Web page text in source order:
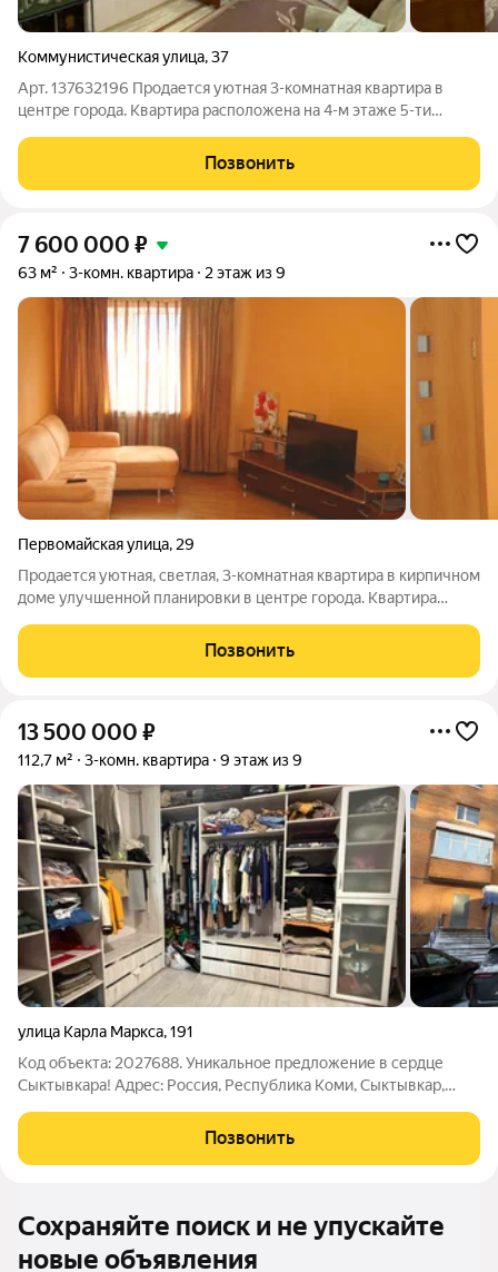
Коммунистическая улица,37
Арт. 137632196 Продается уютная 3-комнатная квартира в
центре города. Квартира расположена на 4-м этаже 5-ти
площадь квартиры 62,1 кв.м. Кухня 6 кв.м., изолированные
комнаты 17.8/17.5/10.5 кв.м.
Позвонить
7 600 000 ₽
63 м² 3-комн. квартира 2 этаж из 9
Первомайская улица, 29
Продается уютная, светлая, 3-комнатная квартира в кирпичном
доме улучшенной планировки в центре города. Квартира
квартире качественный ремонт и современная мебель. Окна
квартиры выходят на 3
Позвонить
13 500 000 ₽
112,7 м² 3-комн. квартира 9 этаж из 9
улица Карла Маркса,191
Код объекта: 2027688. Уникальное предложение в сердце
Сыктывкара! Адрес: Россия, Республика Коми, Сыктывкар,
трёхкомнатная квартира в кирпичном доме 2004 года
постройки. Квартира расположена на
Позвонить
Сохраняйте поиск и не упускайте
новые объявления